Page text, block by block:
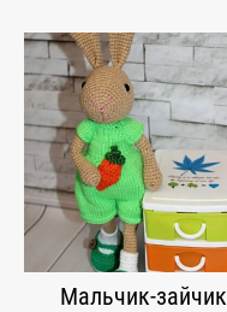
Мальчик-зайчик